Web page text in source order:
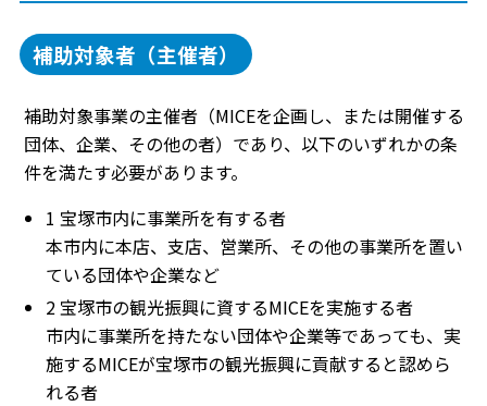
補助対象者（主催者）
補助対象事業の主催者（MICEを企画し、または開催する
団体、企業、その他の者）であり、以下のいずれかの条
件を満たす必要があります。
1 宝塚市内に事業所を有する者
本市内に本店、支店、営業所、その他の事業所を置い
ている団体や企業など
2 宝塚市の観光振興に資するMICEを実施する者
市内に事業所を持たない団体や企業等であっても、実
施するMICEが宝塚市の観光振興に貢献すると認めら
れる者